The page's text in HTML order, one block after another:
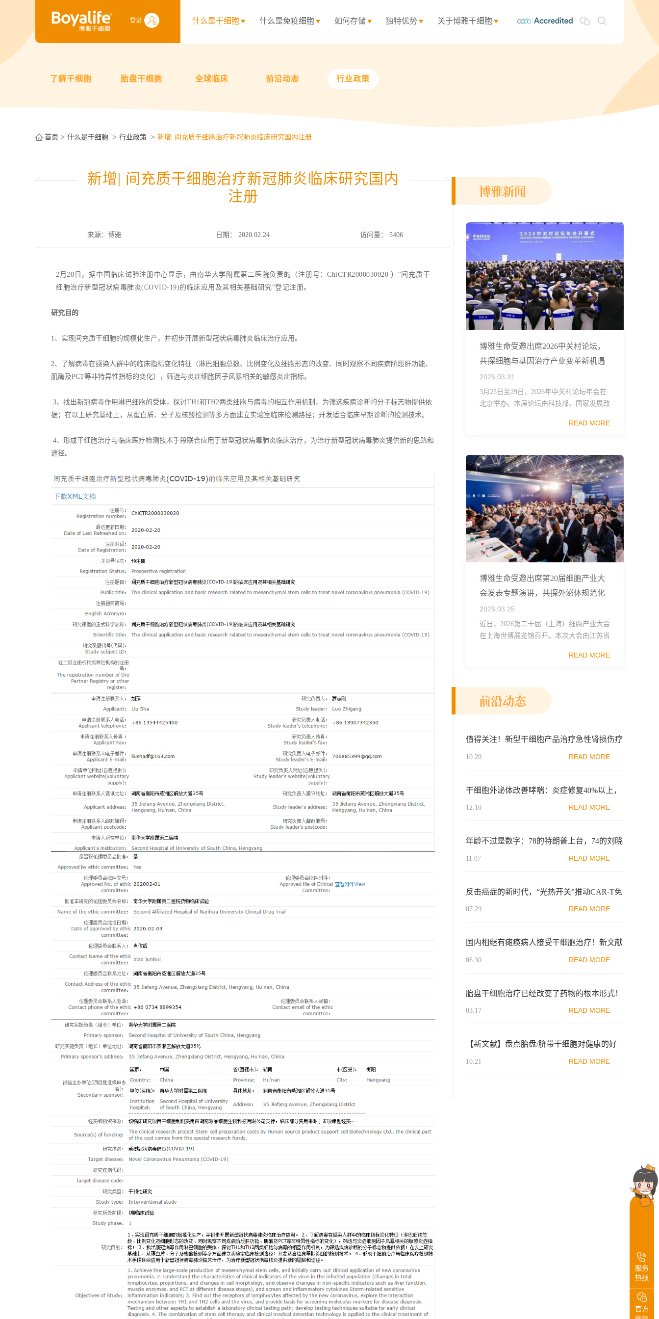
登录 什么是干细胞 什么是免疫细胞 如何存储 独特优势 关于博雅干细胞
了解干细胞 胎盘干细胞 全球临床 前沿动态 行业政策
首页 什么是干细胞 行业政策 新增| 间充质干细胞治疗新冠肺炎临床研究国内注册
新增| 间充质干细胞治疗新冠肺炎临床研究国内
注册
来源：博雅 日期： 2020.02.24 访问量： 5406
2月20日，据中国临床试验注册中心显示，由南华大学附属第二医院负责的（注册号：ChiCTR2000030020 ）“间充质干
细胞治疗新型冠状病毒肺炎(COVID-19)的临床应用及其相关基础研究”登记注册。
研究目的
1、实现间充质干细胞的规模化生产，并初步开展新型冠状病毒肺炎临床治疗应用。
2、了解病毒在感染人群中的临床指标变化特征（淋巴细胞总数、比例变化及细胞形态的改变、同时观察不同疾病阶段肝功能、
肌酶及PCT等非特异性指标的变化），筛选与炎症细胞因子风暴相关的敏感炎症指标。
3、找出新冠病毒作用淋巴细胞的受体，探讨TH1和TH2两类细胞与病毒的相互作用机制，为筛选疾病诊断的分子标志物提供依
据；在以上研究基础上，从蛋白质、分子及核酸检测等多方面建立实验室临床检测路径；开发适合临床早期诊断的检测技术。
4、形成干细胞治疗与临床医疗检测技术手段联合应用于新型冠状病毒肺炎临床治疗，为治疗新型冠状病毒肺炎提供新的思路和
途径。
博雅新闻
博雅生命受邀出席2026中关村论坛，
共探细胞与基因治疗产业变革新机遇
2026.03.31
3月25日至29日，2026年中关村论坛年会在
北京举办。本届论坛由科技部、国家发展改
国科学院、中国工程院、中国科协和北京市
READ MORE
博雅生命受邀出席第20届细胞产业大
会发表专题演讲，共探外泌体规范化
发展
2026.03.25
近日，2026第二十届（上海）细胞产业大会
在上海世博展览馆召开。本次大会由江苏省
促进会细胞医药分会、武汉东湖国家自主创
READ MORE
前沿动态
值得关注！新型干细胞产品治疗急性肾损伤疗
效显著，克服传统缺陷
10.20 READ MORE
干细胞外泌体改善哮喘：炎症修复40%以上，
纤维化降低40%以上
12.10 READ MORE
年龄不过是数字：78的特朗普上台，74的刘晓
庆恋爱…想想怎么抗衰迎接新时代吧！
11.07 READ MORE
反击癌症的新时代，“光热开关”推动CAR-T免
疫细胞治疗实体瘤进展
07.29 READ MORE
国内相继有瘫痪病人接受干细胞治疗！新文献
系统分析临床效果
06.30 READ MORE
胎盘干细胞治疗已经改变了药物的根本形式！
03.17 READ MORE
【新文献】盘点胎盘/脐带干细胞对健康的好
处：减少全身炎症、提升代谢、改善体能……
10.21 READ MORE
服务
热线
官方